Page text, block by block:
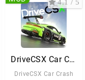
DriveCSX Car Crash Simulator
DriveCSX Car Crash
4.1 / 5